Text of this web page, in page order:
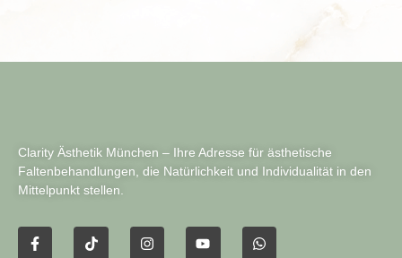
Clarity Ästhetik München – Ihre Adresse für ästhetische
Faltenbehandlungen, die Natürlichkeit und Individualität in den
Mittelpunkt stellen.